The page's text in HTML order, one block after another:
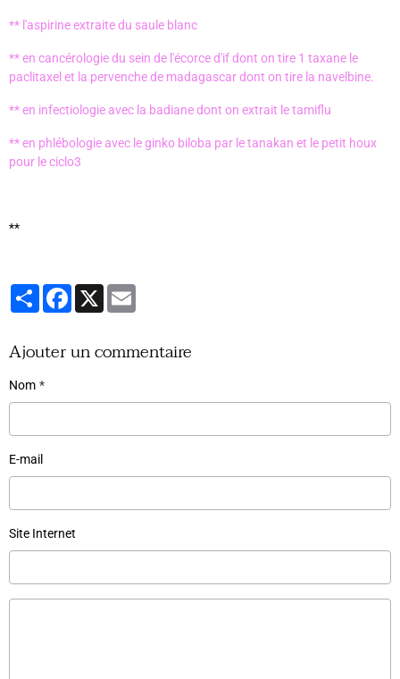
** l'aspirine extraite du saule blanc
** en cancérologie du sein de l'écorce d'if dont on tire 1 taxane le
paclitaxel et la pervenche de madagascar dont on tire la navelbine.
** en infectiologie avec la badiane dont on extrait le tamiflu
** en phlébologie avec le ginko biloba par le tanakan et le petit houx
pour le ciclo3
**
PartagerFacebook
X
Ajouter un commentaire
Nom
E-mail
Site Internet